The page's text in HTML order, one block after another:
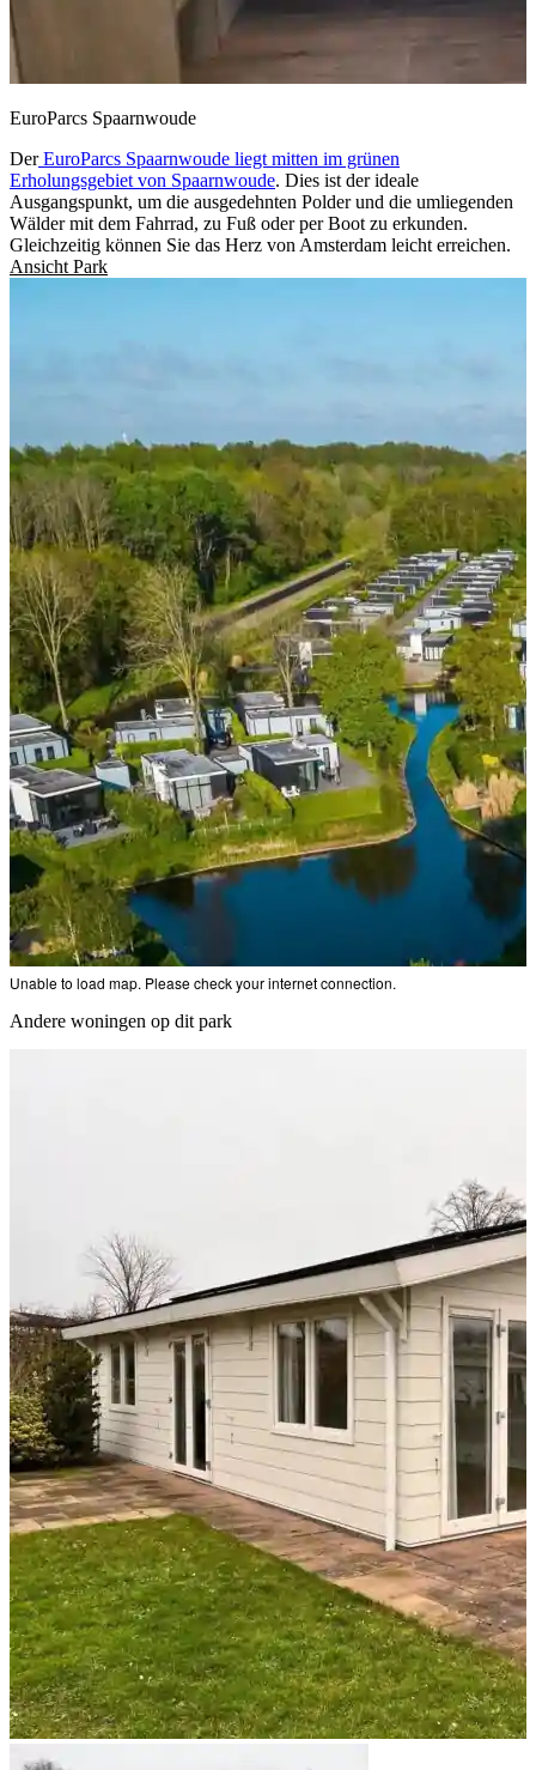
EuroParcs Spaarnwoude
DerEuroParcs Spaarnwoude liegt mitten im grünen
Erholungsgebiet von Spaarnwoude. Dies ist der ideale
Ausgangspunkt, um die ausgedehnten Polder und die umliegenden
Wälder mit dem Fahrrad, zu Fuß oder per Boot zu erkunden.
Gleichzeitig können Sie das Herz von Amsterdam leicht erreichen.
Ansicht Park
Unable to load map. Please check your internet connection.
Andere woningen op dit park